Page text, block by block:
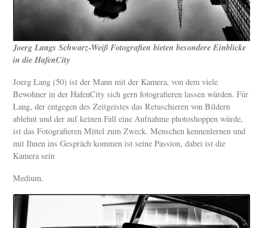
Joerg Langs Schwarz-Weiß Fotografien bieten besondere Einblicke
in die HafenCity
Joerg Lang (50) ist der Mann mit der Kamera, von dem viele
Bewohner in der HafenCity sich gern fotografieren lassen würden. Für
Lang, der entgegen des Zeitgeistes das Retuschieren von Bildern
ablehnt und der auf keinen Fall eine Aufnahme photoshoppen würde,
ist das Fotografieren Mittel zum Zweck. Menschen kennenlernen und
mit Ihnen ins Gespräch kommen ist seine Passion, dabei ist die
Kamera sein
Medium.